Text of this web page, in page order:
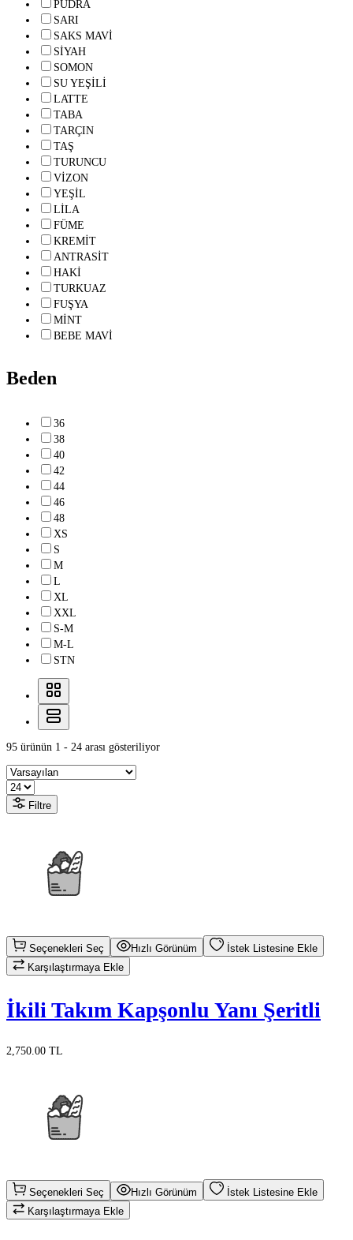
PUDRA
SARI
SAKS MAVİ
SİYAH
SOMON
SU YEŞİLİ
LATTE
TABA
TARÇIN
TAŞ
TURUNCU
VİZON
YEŞİL
LİLA
FÜME
KREMİT
ANTRASİT
HAKİ
TURKUAZ
FUŞYA
MİNT
BEBE MAVİ
Beden
36
38
40
42
44
46
48
XS
S
M
L
XL
XXL
S-M
M-L
STN
95 ürünün 1 - 24 arası gösteriliyor
Filtre
Seçenekleri Seç Hızlı Görünüm
İstek Listesine Ekle
Karşılaştırmaya Ekle
İkili Takım Kapşonlu Yanı Şeritli
2,750.00 TL
Seçenekleri Seç Hızlı Görünüm
İstek Listesine Ekle
Karşılaştırmaya Ekle